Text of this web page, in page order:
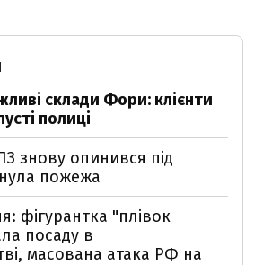
склади Фори: клієнти
полиці
знову опинився під
пожежа
фігурантка "плівок
посаду в
масована атака РФ на